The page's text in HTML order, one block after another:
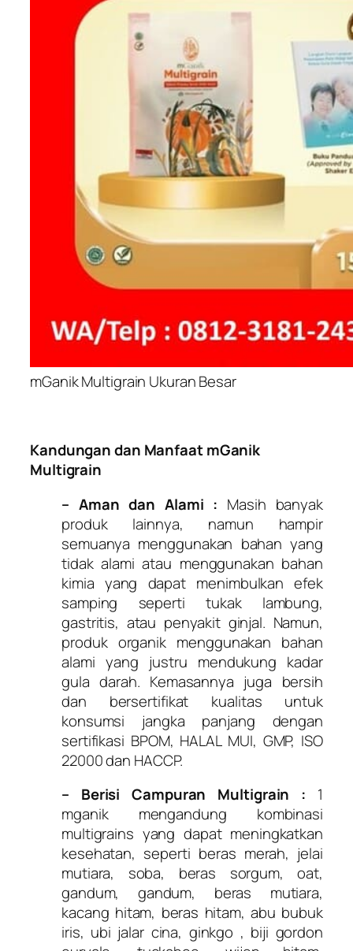
mGanik Multigrain Ukuran Besar
Kandungan dan Manfaat mGanik
Multigrain
– Aman dan Alami : Masih banyak
produk lainnya, namun hampir
semuanya menggunakan bahan yang
tidak alami atau menggunakan bahan
kimia yang dapat menimbulkan efek
samping seperti tukak lambung,
gastritis, atau penyakit ginjal. Namun,
produk organik menggunakan bahan
alami yang justru mendukung kadar
gula darah. Kemasannya juga bersih
dan bersertifikat kualitas untuk
konsumsi jangka panjang dengan
sertifikasi BPOM, HALAL MUI, GMP, ISO
22000 dan HACCP.
– Berisi Campuran Multigrain : 1
mganik mengandung kombinasi
multigrains yang dapat meningkatkan
kesehatan, seperti beras merah, jelai
mutiara, soba, beras sorgum, oat,
gandum, gandum, beras mutiara,
kacang hitam, beras hitam, abu bubuk
iris, ubi jalar cina, ginkgo , biji gordon